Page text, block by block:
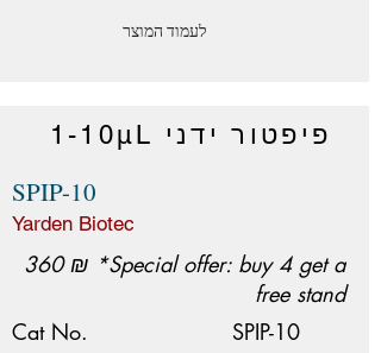
לעמוד המוצר
פיפטור ידני 1-10μL
SPIP-10
Yarden Biotec
360 ₪ *Special offer: buy 4 get a
free stand
Cat No.
SPIP-10